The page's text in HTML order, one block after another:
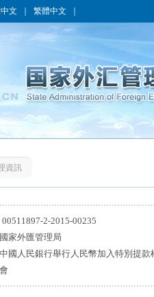
文 繁體中文
資訊
00511897-2-2015-00235
國家外匯管理局
中國人民銀行舉行人民幣加入特別提款
會